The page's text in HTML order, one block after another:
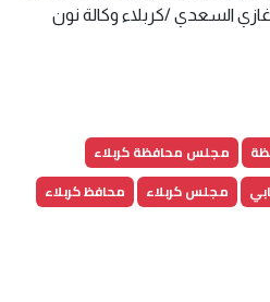
السعدي /كربلاء وكالة نون
مجلس محافظة كربلاء
مجلس كربلاء
محافظ كربلاء